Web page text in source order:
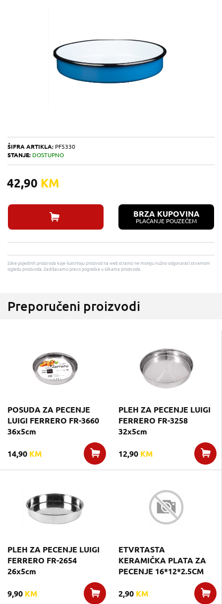
ŠIFRA ARTIKLA: PF5330
STANJE: DOSTUPNO
42,90 KM
BRZA KUPOVINA
PLAĆANJE POUZEĆEM
Slike pojedinih proizvoda koje ilustriraju proizvod na web stranici ne moraju nužno odgovarati stvarnom
izgledu proizvoda. Zadržavamo pravo pogreške u slikama proizvoda.
Preporučeni proizvodi
POSUDA ZA PECENJE
LUIGI FERRERO FR-3660
36x5cm
14,90 KM
PLEH ZA PECENJE LUIGI
FERRERO FR-3258
32x5cm
12,90 KM
PLEH ZA PECENJE LUIGI
FERRERO FR-2654
26x5cm
9,90 KM
ETVRTASTA
KERAMIČKA PLATA ZA
PECENJE 16*12*2.5CM
2,90 KM